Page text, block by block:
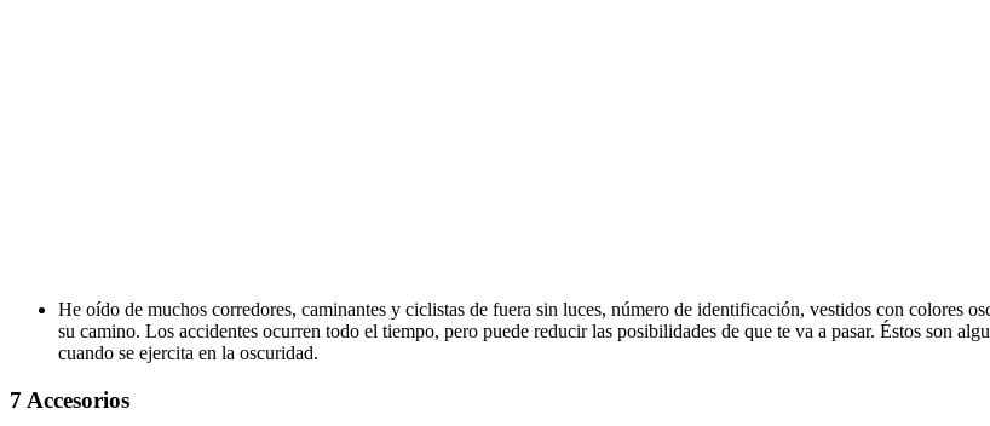
He oído de muchos corredores, caminantes y ciclistas de fuera sin luces, número de identificación, vestidos con colores
su camino. Los accidentes ocurren todo el tiempo, pero puede reducir las posibilidades de que te va a pasar. Éstos son
cuando se ejercita en la oscuridad.
7 Accesorios